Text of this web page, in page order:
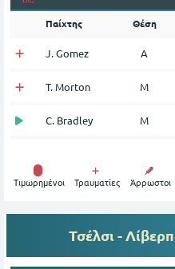
Παίχτης Θέση
J. Gomez Α
T. Morton Μ
C. Bradley Μ
Tιμωρημένοι Τραυματίες Άρρωστοι
Τσέλσι -